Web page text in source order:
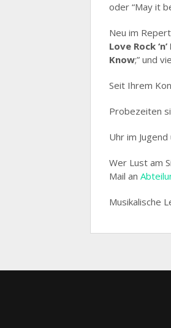
oder “May it
Neu im
Love Rock
Know;” und
Seit Ihrem
Probezeiten
Uhr im
Wer Lust am
Mail an
Musikalische